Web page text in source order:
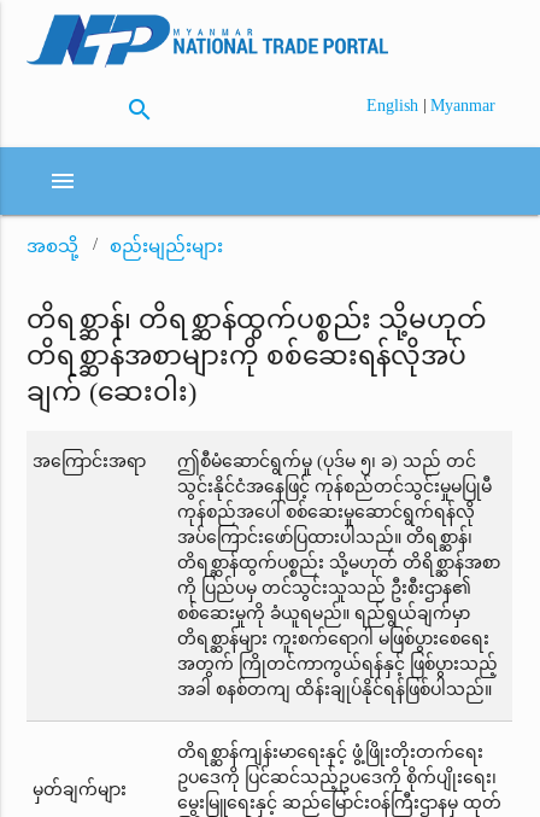
search English | Myanmar
menu
အစသို့ စည်းမျည်းများ
တိရစ္ဆာန်၊ တိရစ္ဆာန်ထွက်ပစ္စည်း သို့မဟုတ်
တိရစ္ဆာန်အစာများကို စစ်ဆေးရန်လိုအပ်
ချက် (ဆေးဝါး)
အကြောင်းအရာ
ဤစီမံဆောင်ရွက်မှု (ပုဒ်မ ၅၊ ခ) သည် တင်
သွင်းနိုင်ငံအနေဖြင့် ကုန်စည်တင်သွင်းမှုမပြုမီ
ကုန်စည်အပေါ် စစ်ဆေးမှုဆောင်ရွက်ရန်လို
အပ်ကြောင်းဖော်ပြထားပါသည်။ တိရစ္ဆာန်၊
တိရစ္ဆာန်ထွက်ပစ္စည်း သို့မဟုတ် တိရိစ္ဆာန်အစာ
ကို ပြည်ပမှ တင်သွင်းသူသည် ဦးစီးဌာန၏
စစ်ဆေးမှုကို ခံယူရမည်။ ရည်ရွယ်ချက်မှာ
တိရစ္ဆာန်များ ကူးစက်ရောဂါ မဖြစ်ပွားစေရေး
အတွက် ကြိုတင်ကာကွယ်ရန်နှင့် ဖြစ်ပွားသည့်
အခါ စနစ်တကျ ထိန်းချုပ်နိုင်ရန်ဖြစ်ပါသည်။
မှတ်ချက်များ
တိရစ္ဆာန်ကျန်းမာရေးနှင့် ဖွံ့ဖြိုးတိုးတက်ရေး
ဥပဒေကို ပြင်ဆင်သည့်ဥပဒေကို စိုက်ပျိုးရေး၊
မွေးမြူရေးနှင့် ဆည်မြောင်းဝန်ကြီးဌာနမှ ထုတ်